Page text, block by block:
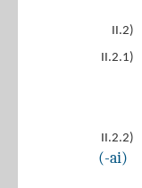
II.2)
II.2.1)
II.2.2)
(-ai)